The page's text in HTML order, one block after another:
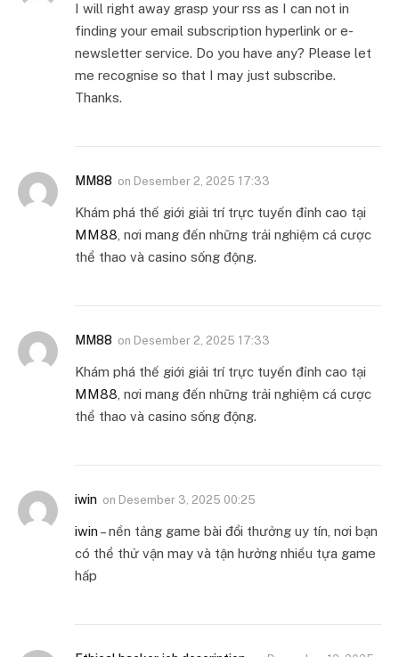
I will right away grasp your rss as I can not in
finding your email subscription hyperlink or e-
newsletter service. Do you have any? Please let
me recognise so that I may just subscribe.
Thanks.
MM88 on Desember 2, 2025 17:33
Khám phá thế giới giải trí trực tuyến đỉnh cao tại
MM88 , nơi mang đến những trải nghiệm cá cược
thể thao và casino sống động.
MM88 on Desember 2, 2025 17:33
Khám phá thế giới giải trí trực tuyến đỉnh cao tại
MM88 , nơi mang đến những trải nghiệm cá cược
thể thao và casino sống động.
iwin on Desember 3, 2025 00:25
iwin – nền tảng game bài đổi thưởng uy tín, nơi bạn
có thể thử vận may và tận hưởng nhiều tựa game
hấp